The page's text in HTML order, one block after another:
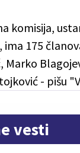
komisija,
ima 175
Marko
- pišu
vesti